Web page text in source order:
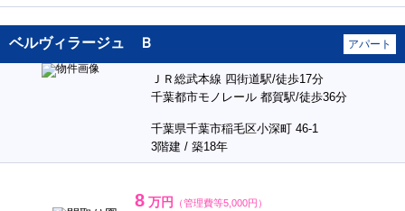
ベルヴィラージュ Ｂ アパート
ＪＲ総武本線 四街道駅/徒歩17分
千葉都市モノレール 都賀駅/徒歩36分
千葉県千葉市稲毛区小深町 46-1
3階建 / 築18年
8 万円 （管理費等5,000円）